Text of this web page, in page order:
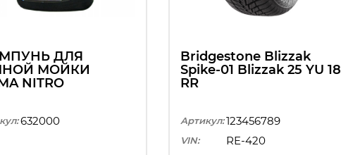
ДЛЯ
МОЙКИ
NITRO
632000
Bridgestone Blizzak
Spike-01 Blizzak 25 YU 18
RR
Артикул:123456789
VIN: RE-420